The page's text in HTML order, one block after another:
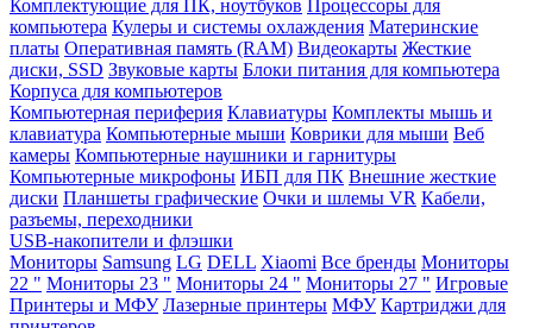
Комплектующие для ПК, ноутбуков Процессоры для
компьютера Кулеры и системы охлаждения Материнские
платы Оперативная память (RAM) Видеокарты Жесткие
диски, SSD Звуковые карты Блоки питания для компьютера
Корпуса для компьютеров
Компьютерная периферия Клавиатуры Комплекты мышь и
клавиатура Компьютерные мыши Коврики для мыши Веб
камеры Компьютерные наушники и гарнитуры
Компьютерные микрофоны ИБП для ПК Внешние жесткие
диски Планшеты графические Очки и шлемы VR Кабели,
разъемы, переходники
USB-накопители и флэшки
Мониторы Samsung LG DELL Xiaomi Все бренды Мониторы
22 " Мониторы 23 " Мониторы 24 " Мониторы 27 " Игровые
Принтеры и МФУ Лазерные принтеры МФУ Картриджи для